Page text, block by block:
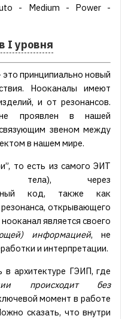
- Medium - Power -
I уровня
это принципиально новый
Нооканалы имеют
и от резонансов.
не проявлен в нашей
звеном между
в нашем мире.
то есть из самого ЭИТ
тела), через
код, также как
открывающего
является своего
информацией, не
и интерпретации.
в архитектуре ГЭИП, где
происходит без
момент в работе
сказать, что внутри